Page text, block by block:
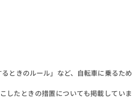
ときのルール」など、自転車に乗るため
たときの措置についても掲載していま